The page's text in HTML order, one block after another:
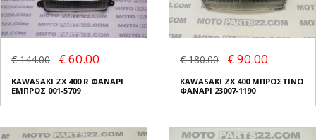
€ 144.00 € 60.00
KAWASAKI ZX 400 R ΦΑΝΑΡΙ
ΕΜΠΡΟΣ 001-5709
€ 180.00 € 90.00
KAWASAKI ZX 400 ΜΠΡΟΣΤΙΝΟ
ΦΑΝΑΡΙ 23007-1190